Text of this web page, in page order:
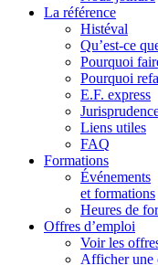
La référence
Histéval
Qu’est-ce
Pourquoi
Pourquoi
E.F. express
Liens utiles
FAQ
Formations
Événements
et formations
Heures de
Offres d’emploi
Voir les
Afficher une